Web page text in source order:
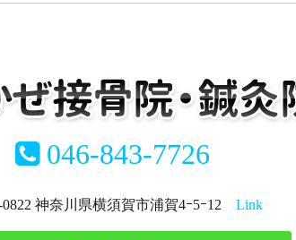
046-843-7726
0822 神奈川県横須賀市浦賀4ｰ5ｰ12 Link